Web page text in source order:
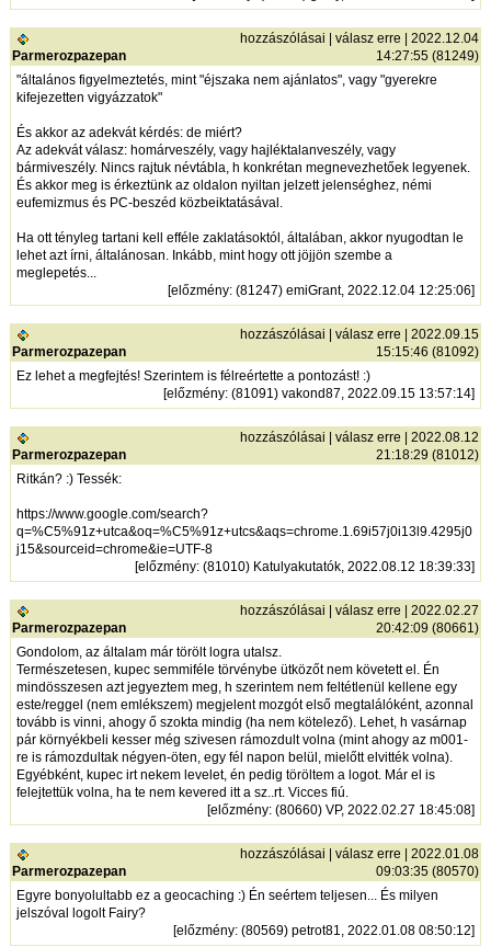
Parmerozpazepan
hozzászólásai |válasz erre | 2022.12.04
14:27:55 (81249)
"általános figyelmeztetés, mint "éjszaka nem ajánlatos", vagy "gyerekre
kifejezetten vigyázzatok"
És akkor az adekvát kérdés: de miért?
Az adekvát válasz: homárveszély, vagy hajléktalanveszély, vagy
bármiveszély. Nincs rajtuk névtábla, h konkrétan megnevezhetőek legyenek.
És akkor meg is érkeztünk az oldalon nyiltan jelzett jelenséghez, némi
eufemizmus és PC-beszéd közbeiktatásával.
Ha ott tényleg tartani kell efféle zaklatásoktól, általában, akkor nyugodtan le
lehet azt írni, általánosan. Inkább, mint hogy ott jöjjön szembe a
meglepetés...
[előzmény: (81247) emiGrant, 2022.12.04 12:25:06]
Parmerozpazepan
hozzászólásai |válasz erre | 2022.09.15
15:15:46 (81092)
Ez lehet a megfejtés! Szerintem is félreértette a pontozást! :)
[előzmény: (81091) vakond87, 2022.09.15 13:57:14]
Parmerozpazepan
hozzászólásai |válasz erre | 2022.08.12
21:18:29 (81012)
Ritkán? :) Tessék:
https://www.google.com/search?
q=%C5%91z+utca&oq=%C5%91z+utcs&aqs=chrome.1.69i57j0i13l9.4295j0
j15&sourceid=chrome&ie=UTF-8
[előzmény: (81010) Katulyakutatók, 2022.08.12 18:39:33]
Parmerozpazepan
hozzászólásai |válasz erre | 2022.02.27
20:42:09 (80661)
Gondolom, az általam már törölt logra utalsz.
Természetesen, kupec semmiféle törvénybe ütközőt nem követett el. Én
mindösszesen azt jegyeztem meg, h szerintem nem feltétlenül kellene egy
este/reggel (nem emlékszem) megjelent mozgót első megtalálóként, azonnal
tovább is vinni, ahogy ő szokta mindig (ha nem kötelező). Lehet, h vasárnap
pár környékbeli kesser még szivesen rámozdult volna (mint ahogy az m001-
re is rámozdultak négyen-öten, egy fél napon belül, mielőtt elvitték volna).
Egyébként, kupec irt nekem levelet, én pedig töröltem a logot. Már el is
felejtettük volna, ha te nem kevered itt a sz..rt. Vicces fiú.
[előzmény: (80660) VP, 2022.02.27 18:45:08]
Parmerozpazepan
hozzászólásai |válasz erre | 2022.01.08
09:03:35 (80570)
Egyre bonyolultabb ez a geocaching :) Én seértem teljesen... És milyen
jelszóval logolt Fairy?
[előzmény: (80569) petrot81, 2022.01.08 08:50:12]